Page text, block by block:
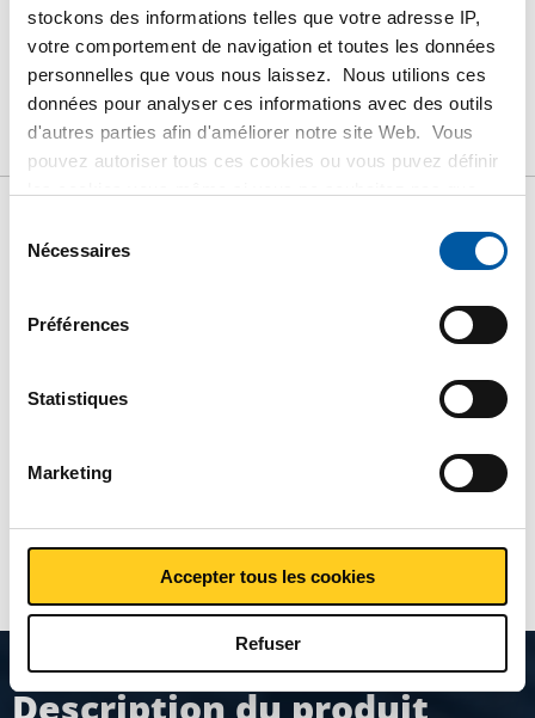
stockons des informations telles que votre adresse IP,
votre comportement de navigation et toutes les données
personnelles que vous nous laissez. Nous utilions ces
données pour analyser ces informations avec des outils
d'autres parties afin d'améliorer notre site Web. Vous
pouvez autoriser tous ces cookies ou vous puvez définir
plus d'informations sur les cookies que nous conservons
et les parties avec lesquelles nous travaillons dans notre
règlementICI
Nécessaires
Préférences
Statistiques
Marketing
Accepter tous les cookies
Refuser
PRODUIT
DESCRIPTION DU PRODUIT
LISTE DE PRIX BRUT
TÉLÉCHARGEMENTS
CARACTÉRISTIQUES
Liste de prix bruts: Inox
bride plates à souder
MONTRER PLUS
Description du produit